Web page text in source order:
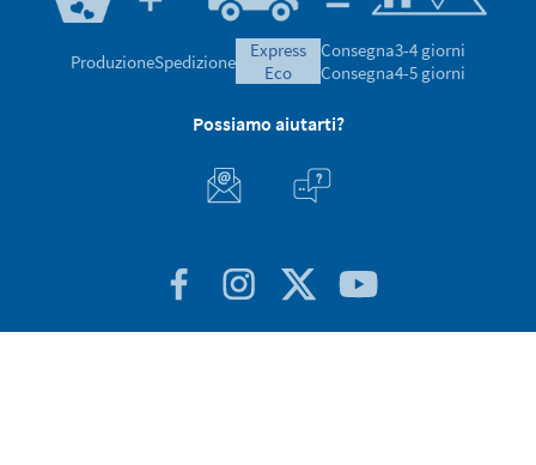
ProduzioneSpedizione
express
eco
Consegna3-4 giorni
Consegna4-5 giorni
Possiamo aiutarti?